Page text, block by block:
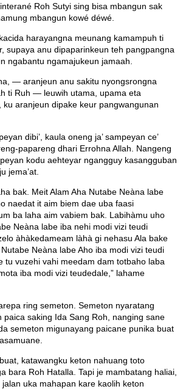
Roh Sutyi sing bisa mbangun sak
mbangun kowé déwé.
harayangna meunang kamampuh ti
supaya anu dipaparinkeun teh pangpangna
ngabantu ngamajukeun jamaah.
— aranjeun anu sakitu nyongsrongna
ti Ruh — leuwih utama, upama eta
aranjeun dipake keur pangwangunan
dibi’, kaula oneng ja’ sampeyan ce’
papareng dhari Errohna Allah. Nangeng
kodu aehteyar ngangguy kasangguban
jema’at.
bak. Meit Alam Aha Nutabe Neàna labe
naedat it aim biem dae uba faasi
ba laha aim vabiem bak. Labihàmu uho
Neàna labe iba nehi modi vizi teudi
àhàkedameam làhà gi nehasu Ala bake
Neàna labe Aho iba modi vizi teudi
tu vuzehi vahi meedam dam totbaho laba
iba modi vizi teudedale,” lahame
ring semeton. Semeton nyaratang
paica saking Ida Sang Roh, nanging sane
semeton migunayang paicane punika buat
katawangku keton nahuang toto
bara Roh Hatalla. Tapi je mambatang haliai,
uka mahapan kare kaolih keton